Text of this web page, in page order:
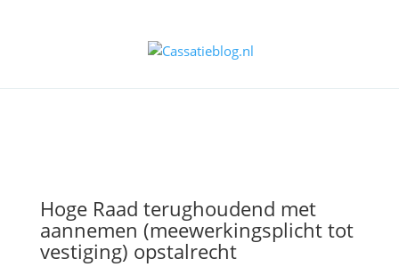
Hoge Raad terughoudend met
aannemen (meewerkingsplicht tot
vestiging) opstalrecht